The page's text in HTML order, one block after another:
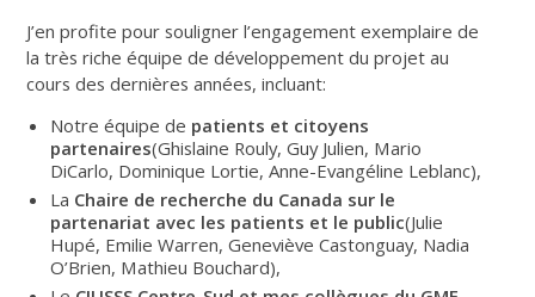
J’en profite pour souligner l’engagement exemplaire de
la très riche équipe de développement du projet au
cours des dernières années, incluant:
Notre équipe de patients et citoyens
partenaires(Ghislaine Rouly, Guy Julien, Mario
DiCarlo, Dominique Lortie, Anne-Evangéline Leblanc),
La Chaire de recherche du Canada sur le
partenariat avec les patients et le public(Julie
Hupé, Emilie Warren, Geneviève Castonguay, Nadia
O’Brien, Mathieu Bouchard),